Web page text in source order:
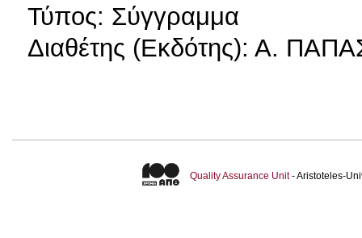
Τύπος: Σύγγραμμα
Διαθέτης (Εκδότης): Α.
Quality Assurance Unit- Aristoteles-